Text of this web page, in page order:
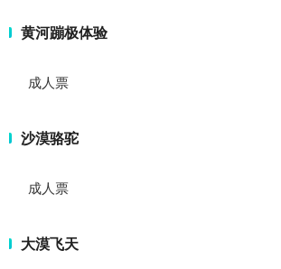
黄河蹦极体验
成人票
沙漠骆驼
成人票
大漠飞天